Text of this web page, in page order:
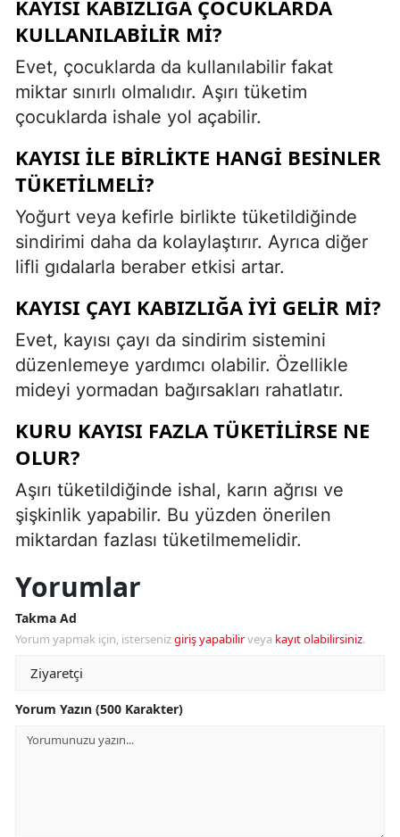
KAYISI KABIZLIĞA ÇOCUKLARDA
KULLANILABILIR MI?
Evet, çocuklarda da kullanılabilir fakat
miktar sınırlı olmalıdır. Aşırı tüketim
çocuklarda ishale yol açabilir.
KAYISI ILE BIRLIKTE HANGI BESINLER
TÜKETILMELI?
Yoğurt veya kefirle birlikte tüketildiğinde
sindirimi daha da kolaylaştırır. Ayrıca diğer
lifli gıdalarla beraber etkisi artar.
KAYISI ÇAYI KABIZLIĞA IYI GELIR MI?
Evet, kayısı çayı da sindirim sistemini
düzenlemeye yardımcı olabilir. Özellikle
mideyi yormadan bağırsakları rahatlatır.
KURU KAYISI FAZLA TÜKETILIRSE NE
OLUR?
Aşırı tüketildiğinde ishal, karın ağrısı ve
şişkinlik yapabilir. Bu yüzden önerilen
miktardan fazlası tüketilmemelidir.
Yorumlar
Takma Ad
Yorum yapmak için, istersenizgiriş yapabilirveya kayıt olabilirsiniz.
Yorum Yazın (500 Karakter)